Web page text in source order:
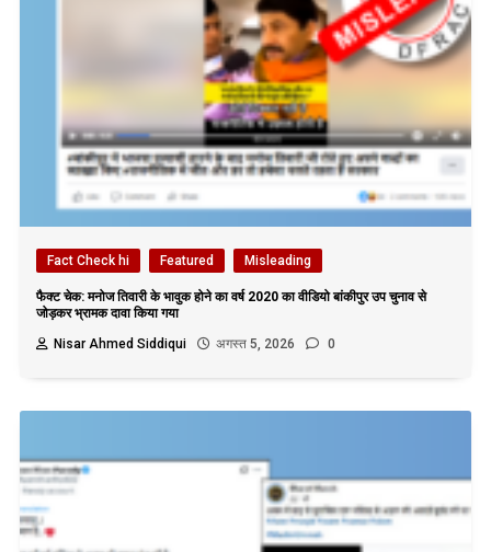
Fact Check hi Featured Misleading
फैक्ट चेक: मनोज तिवारी के भावुक होने का वर्ष 2020 का वीडियो बांकीपुर उप चुनाव से
जोड़कर भ्रामक दावा किया गया
Nisar Ahmed Siddiqui
अगस्त 5, 2026 0